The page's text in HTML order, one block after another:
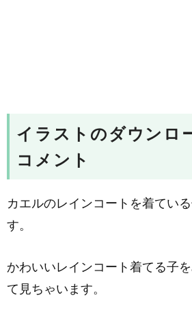
イラストのダウンロ
コメント
カエルのレインコートを着てい
す。
かわいいレインコート着てる子
て見ちゃいます。